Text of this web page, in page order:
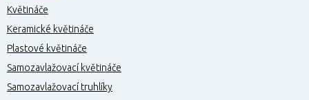
Květináče
Keramické květináče
Plastové květináče
Samozavlažovací květináče
Samozavlažovací truhlíky